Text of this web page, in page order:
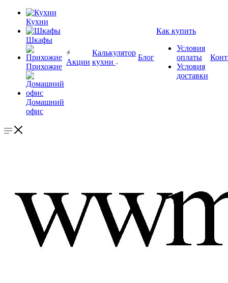
Кухни
Шкафы
Прихожие
Домашний
офис
Акции
Калькулятор
кухни
Блог
Как купить
Условия
оплаты
Условия
доставки